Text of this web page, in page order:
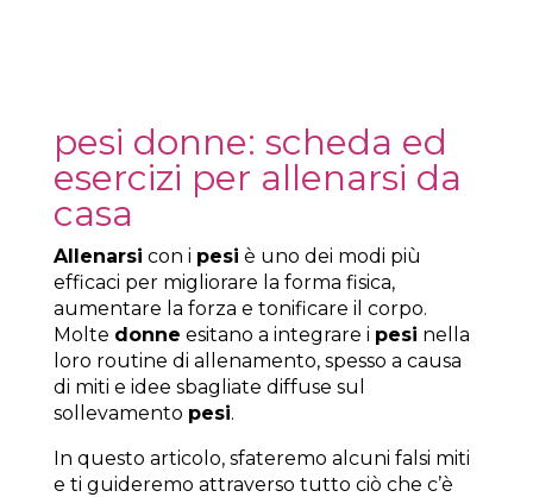
pesi donne: scheda ed
esercizi per allenarsi da
casa
Allenarsi con i pesi è uno dei modi più
efficaci per migliorare la forma fisica,
aumentare la forza e tonificare il corpo.
Molte donne esitano a integrare i pesi nella
loro routine di allenamento, spesso a causa
di miti e idee sbagliate diffuse sul
sollevamento pesi.
In questo articolo, sfateremo alcuni falsi miti
e ti guideremo attraverso tutto ciò che c’è